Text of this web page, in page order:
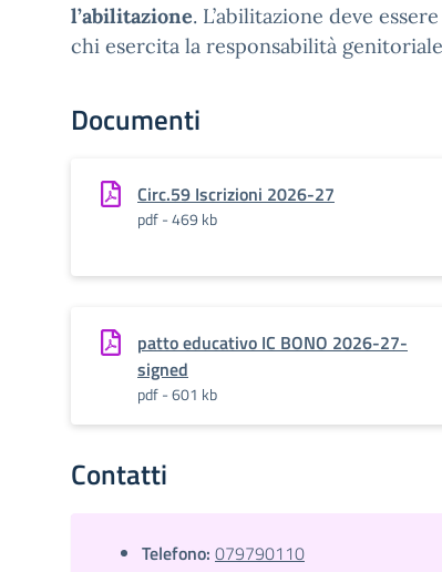
l’abilitazione. L’abilitazione deve
chi esercita la responsabilità
Documenti
Circ.59 Iscrizioni 2026-27
pdf - 469 kb
patto educativo IC BONO 2026-27-
signed
pdf - 601 kb
Contatti
Telefono: 079790110